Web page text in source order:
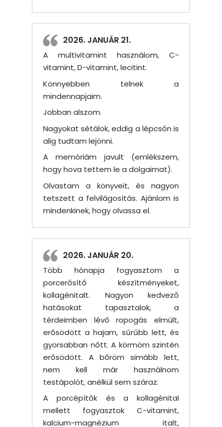
2026. JANUÁR 21.
A multivitamint használom, C-
vitamint, D-vitamint, lecitint.
Könnyebben telnek a
mindennapjaim.
Jobban alszom.
Nagyokat sétálok, eddig a lépcsőn is
alig tudtam lejönni.
A memóriám javult (emlékszem,
hogy hova tettem le a dolgaimat).
Olvastam a könyveit, és nagyon
tetszett a felvilágosítás. Ajánlom is
mindenkinek, hogy olvassa el.
2026. JANUÁR 20.
Több hónapja fogyasztom a
porcerősítő készítményeket,
kollagénitalt. Nagyon kedvező
hatásokat tapasztalok, a
térdeimben lévő ropogás elmúlt,
erősödött a hajam, sűrűbb lett, és
gyorsabban nőtt. A körmöm szintén
erősödött. A bőröm simább lett,
nem kell már használnom
testápolót, anélkül sem száraz.
A porcépítők és a kollagénital
mellett fogyasztok C-vitamint,
kalcium-magnézium italt,